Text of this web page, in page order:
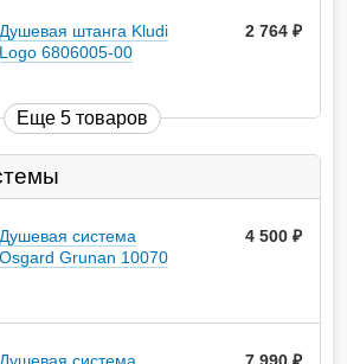
Душевая штанга Kludi
Logo 6806005-00
2 764
Еще 5 товаров
Душевая система
Osgard Grunan 10070
4 500